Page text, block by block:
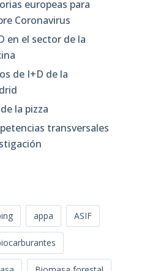
europeas para
Coronavirus
en el sector de la
de I+D de la
la pizza
transversales
appa ASIF